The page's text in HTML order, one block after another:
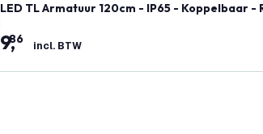
LED TL Armatuur 120cm - IP65 - Koppelbaar -
9,
86 incl. BTW